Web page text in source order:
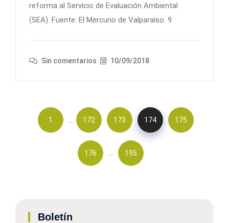
reforma al Servicio de Evaluación Ambiental
(SEA). Fuente: El Mercurio de Valparaíso. 9
Sin comentarios 10/09/2018
1 … 172 173 174 175
176 … 195
Boletín